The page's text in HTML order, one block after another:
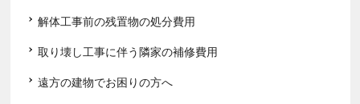
解体工事前の残置物の処分費用
取り壊し工事に伴う隣家の補修費用
遠方の建物でお困りの方へ